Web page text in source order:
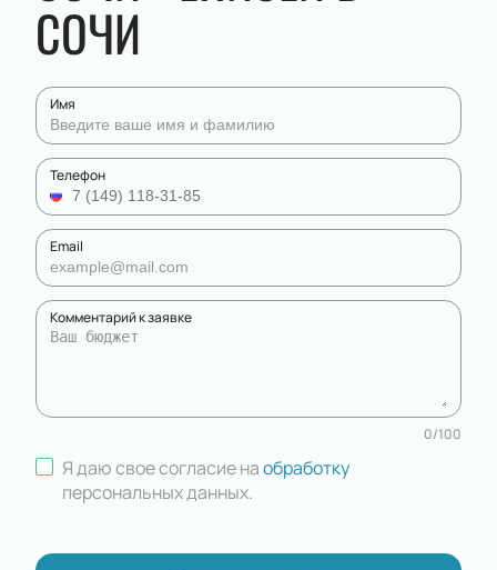
СОЧИ
Имя
Телефон
Email
Комментарий к заявке
0/100
Я даю свое согласие наобработку
персональных данных.